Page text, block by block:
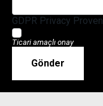
GDPR Privacy Proven
Ticari amaçlı onay
Gönder